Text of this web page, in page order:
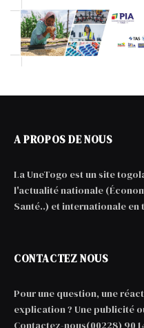
A PROPOS DE NOUS
La UneTogo est un site
l'actualité nationale
Santé..) et internationale en
CONTACTEZ NOUS
Pour une question, une
explication ? Une publicité
Contactez-nous(00228) 90